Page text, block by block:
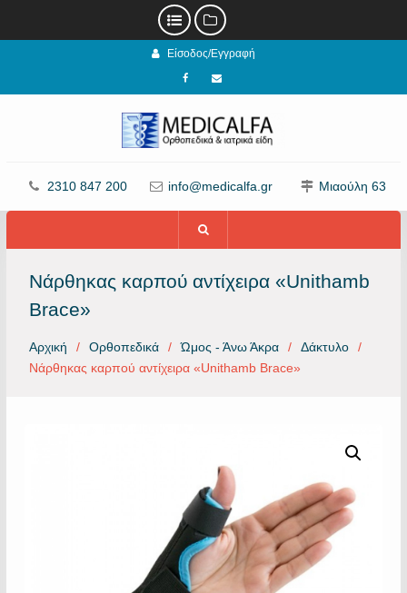
Είσοδος/Εγγραφή
Facebook
email
2310 847 200 info@medicalfa.gr Μιαούλη 63
Νάρθηκας καρπού αντίχειρα «Unithamb
Brace»
Αρχική Ορθοπεδικά Ώμος - Άνω Άκρα
Δάκτυλο
Νάρθηκας καρπού αντίχειρα «Unithamb Brace»